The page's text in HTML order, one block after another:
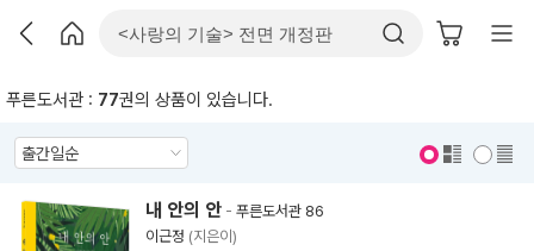
푸른도서관 : 77권의 상품이 있습니다.
내 안의 안 - 푸른도서관 86
이근정 (지은이)